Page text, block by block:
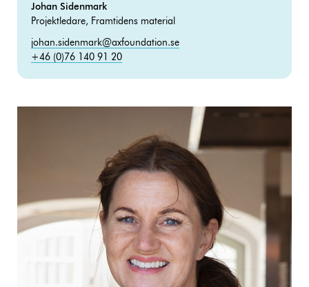
Johan Sidenmark
Projektledare, Framtidens material
johan.sidenmark@axfoundation.se
+46 (0)76 140 91 20